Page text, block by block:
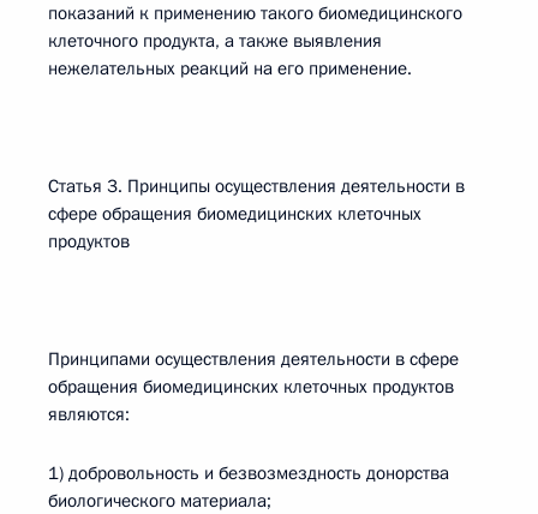
показаний к применению такого биомедицинского
клеточного продукта, а также выявления
нежелательных реакций на его применение.
Статья 3. Принципы осуществления деятельности в
сфере обращения биомедицинских клеточных
продуктов
Принципами осуществления деятельности в сфере
обращения биомедицинских клеточных продуктов
являются:
1) добровольность и безвозмездность донорства
биологического материала;